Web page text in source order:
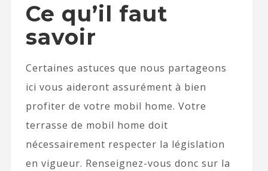
Ce qu’il faut
savoir
Certaines astuces que nous partageons
ici vous aideront assurément à bien
profiter de votre mobil home. Votre
terrasse de mobil home doit
nécessairement respecter la législation
en vigueur. Renseignez-vous donc sur la